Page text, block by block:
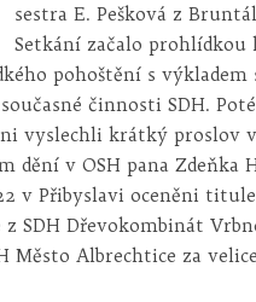
sestra E. Pešková z
Setkání začalo prohlídkou
pohoštění s
činnosti SDH.
vyslechli krátký proslov
dění v OSH pana
v Přibyslavi oceněni
SDH Dřevokombinát
Město Albrechtice za